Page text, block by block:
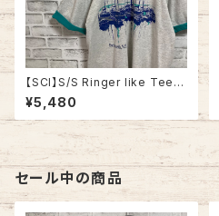
【SCI】S/S Ringer like Tee X
L 90s Made in USA vintage
リンガーライク レイヤード Tシ
ャツ アート リゾート地 ヨット ス
ーベニア シングルステッチ アメ
リカ USA レトロ 古着
¥5,480
セール中の商品